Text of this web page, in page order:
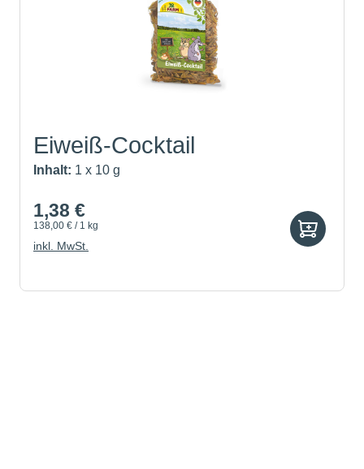
Eiweiß-Cocktail
Inhalt: 1 x 10 g
1,38 €
138,00 € / 1 kg
inkl. MwSt.